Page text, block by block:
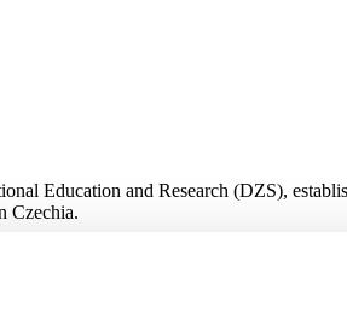
Education and Research (DZS),
Czechia.